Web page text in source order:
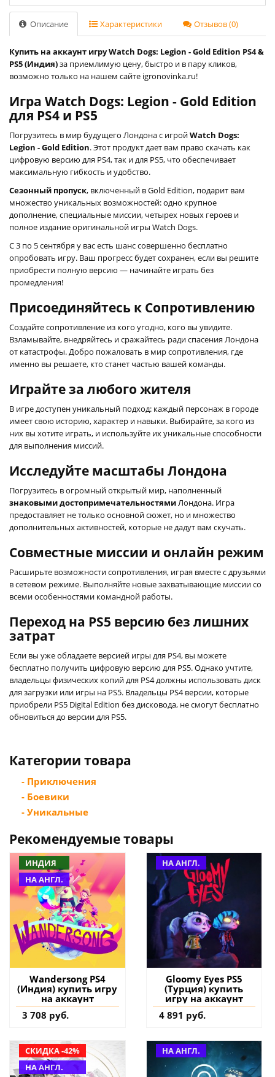
Описание Характеристики Отзывов (0)
Купить на аккаунт игру Watch Dogs: Legion - Gold Edition PS4 &
PS5 (Индия)за приемлимую цену, быстро и в пару кликов,
возможно только на нашем сайте igronovinka.ru!
Игра Watch Dogs: Legion - Gold Edition
для PS4 и PS5
Погрузитесь в мир будущего Лондона с игройWatch Dogs:
Legion - Gold Edition. Этот продукт дает вам право скачать как
цифровую версию для PS4, так и для PS5, что обеспечивает
максимальную гибкость и удобство.
Cезонный пропуск, включенный в Gold Edition, подарит вам
множество уникальных возможностей: одно крупное
дополнение, специальные миссии, четырех новых героев и
полное издание оригинальной игры Watch Dogs.
С 3 по 5 сентября у вас есть шанс совершенно бесплатно
опробовать игру. Ваш прогресс будет сохранен, если вы решите
приобрести полную версию — начинайте играть без
промедления!
Присоединяйтесь к Сопротивлению
Создайте сопротивление из кого угодно, кого вы увидите.
Взламывайте, внедряйтесь и сражайтесь ради спасения Лондона
от катастрофы. Добро пожаловать в мир сопротивления, где
именно вы решаете, кто станет частью вашей команды.
Играйте за любого жителя
В игре доступен уникальный подход: каждый персонаж в городе
имеет свою историю, характер и навыки. Выбирайте, за кого из
них вы хотите играть, и используйте их уникальные способности
для выполнения миссий.
Исследуйте масштабы Лондона
Погрузитесь в огромный открытый мир, наполненный
знаковыми достопримечательностямиЛондона. Игра
предоставляет не только основной сюжет, но и множество
дополнительных активностей, которые не дадут вам скучать.
Совместные миссии и онлайн режим
Расширьте возможности сопротивления, играя вместе с друзьями
в сетевом режиме. Выполняйте новые захватывающие миссии cо
всеми особенностями командной работы.
Переход на PS5 версию без лишних
затрат
Если вы уже обладаете версией игры для PS4, вы можете
бесплатно получить цифровую версию для PS5. Однако учтите,
владельцы физических копий для PS4 должны использовать диск
для загрузки или игры на PS5. Владельцы PS4 версии, которые
приобрели PS5 Digital Edition без дисковода, не смогут бесплатно
обновиться до версии для PS5.
Категории товара
- Приключения
- Боевики
- Уникальные
Рекомендуемые товары
ИНДИЯ
НА АНГЛ.
Wandersong PS4
(Индия) купить игру
на аккаунт
3 708 руб.
НА АНГЛ.
Gloomy Eyes PS5
(Турция) купить
игру на аккаунт
4 891 руб.
СКИДКА -42%
НА АНГЛ.
НА АНГЛ.